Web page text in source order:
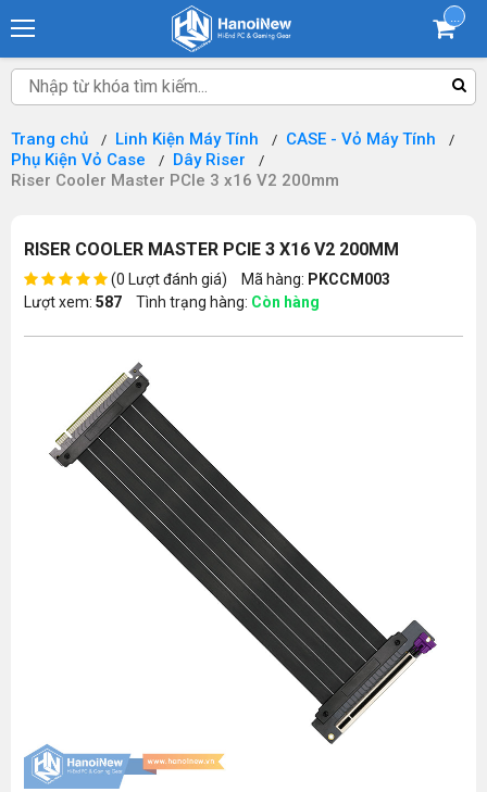
Trang chủ Linh Kiện Máy Tính
CASE - Vỏ Máy Tính
Phụ Kiện Vỏ Case
Dây Riser
Riser Cooler Master PCIe 3 x16 V2 200mm
RISER COOLER MASTER PCIE 3 X16 V2 200MM
(0 Lượt đánh giá) Mã hàng: PKCCM003
Lượt xem: 587 Tình trạng hàng: Còn hàng